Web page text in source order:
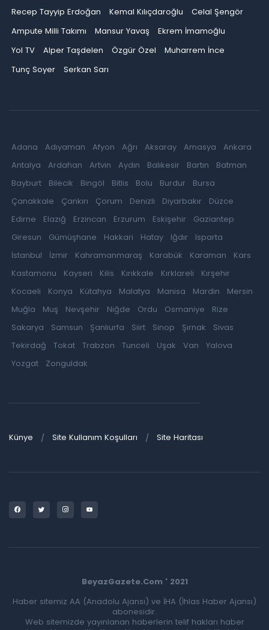
Recep Tayyip Erdoğan Kemal Kılıçdaroğlu
Celal Şengör
Ampute Milli Takımı
Mansur Yavaş
Ekrem İmamoğlu
Yol TV
Alper Taşdelen Özgür Özel
Muharrem İnce
Tunç Soyer
Serkan Sarı
Adana Adıyaman Afyon Ağrı Aksaray Amasya
Ankara
Antalya
Ardahan Artvin Aydın Balıkesir Bartın
Batman
Bayburt
Bilecik Bingöl Bitlis Bolu Burdur
Bursa
Çanakkale
Çankırı Çorum Denizli Diyarbakır
Düzce
Edirne
Elazığ Erzincan Erzurum Eskişehir
Gaziantep
Giresun
Gümüşhane Hakkari Hatay Iğdır
Isparta
İstanbul
İzmir Kahramanmaraş Karabük Karaman
Kars
Kastamonu
Kayseri Kilis Kırıkkale Kırklareli
Kırşehir
Kocaeli
Konya Kütahya Malatya Manisa Mardin
Mersin
Muğla
Muş Nevşehir Niğde Ordu Osmaniye
Rize
Sakarya
Samsun Şanlıurfa Siirt Sinop Şırnak
Sivas
Tekirdağ
Tokat Trabzon Tunceli Uşak Van
Yalova
Yozgat
Zonguldak
Künye Site Kullanım Koşulları Site Haritası
BeyazGazete.Com ' 2021
Haber sitemiz AA (Anadolu Ajansı) ve İHA (İhlas Haber Ajansı)
abonesidir.
Web sitemizde yayınlanan haberlerin telif hakları haber